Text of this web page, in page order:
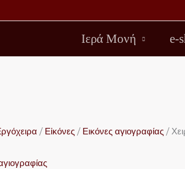
Ιερά Μονή e-
/ Εἰκόνες / Εικόνες αγιογραφίας /